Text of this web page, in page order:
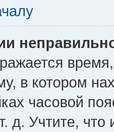
в котором
часовой
д. Учтите, что